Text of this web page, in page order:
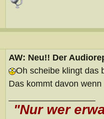
AW: Neu!! Der
Oh scheibe klingt das
Das kommt davon
"Nur wer